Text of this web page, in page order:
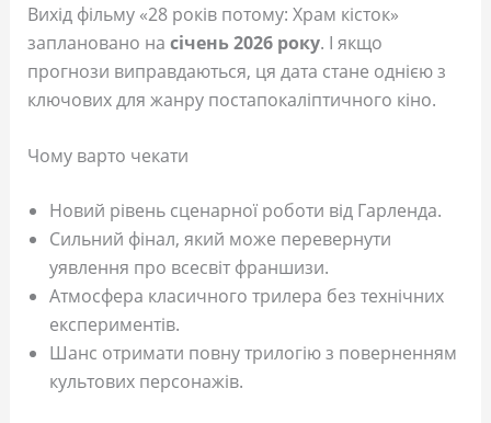
Вихід фільму «28 років потому: Храм кісток»
заплановано на січень 2026 року. І якщо
прогнози виправдаються, ця дата стане однією з
ключових для жанру постапокаліптичного кіно.
Чому варто чекати
Новий рівень сценарної роботи від Гарленда.
Сильний фінал, який може перевернути
уявлення про всесвіт франшизи.
Атмосфера класичного трилера без технічних
експериментів.
Шанс отримати повну трилогію з поверненням
культових персонажів.